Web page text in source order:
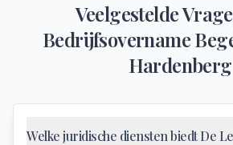
Veelgestelde
Bedrijfsovername
Hardenberg
Welke juridische diensten biedt De